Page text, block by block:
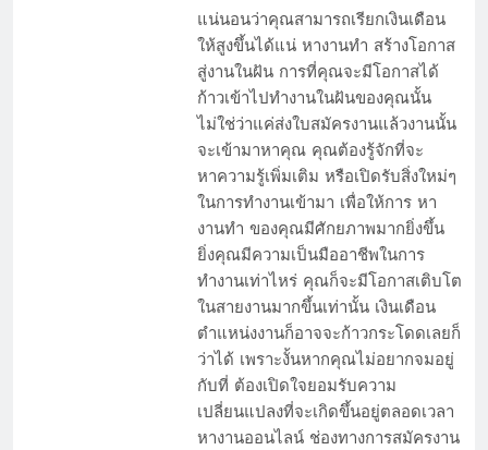
แน่นอนว่าคุณสามารถเรียกเงินเดือน
ให้สูงขึ้นได้แน่ หางานทำ สร้างโอกาส
สู่งานในฝัน การที่คุณจะมีโอกาสได้
ก้าวเข้าไปทำงานในฝันของคุณนั้น
ไม่ใช่ว่าแค่ส่งใบสมัครงานแล้วงานนั้น
จะเข้ามาหาคุณ คุณต้องรู้จักที่จะ
หาความรู้เพิ่มเติม หรือเปิดรับสิ่งใหม่ๆ
ในการทำงานเข้ามา เพื่อให้การ หา
งานทำ ของคุณมีศักยภาพมากยิ่งขึ้น
ยิ่งคุณมีความเป็นมืออาชีพในการ
ทำงานเท่าไหร่ คุณก็จะมีโอกาสเติบโต
ในสายงานมากขึ้นเท่านั้น เงินเดือน
ตำแหน่งงานก็อาจจะก้าวกระโดดเลยก็
ว่าได้ เพราะงั้นหากคุณไม่อยากจมอยู่
กับที่ ต้องเปิดใจยอมรับความ
เปลี่ยนแปลงที่จะเกิดขึ้นอยู่ตลอดเวลา
หางานออนไลน์ ช่องทางการสมัครงาน